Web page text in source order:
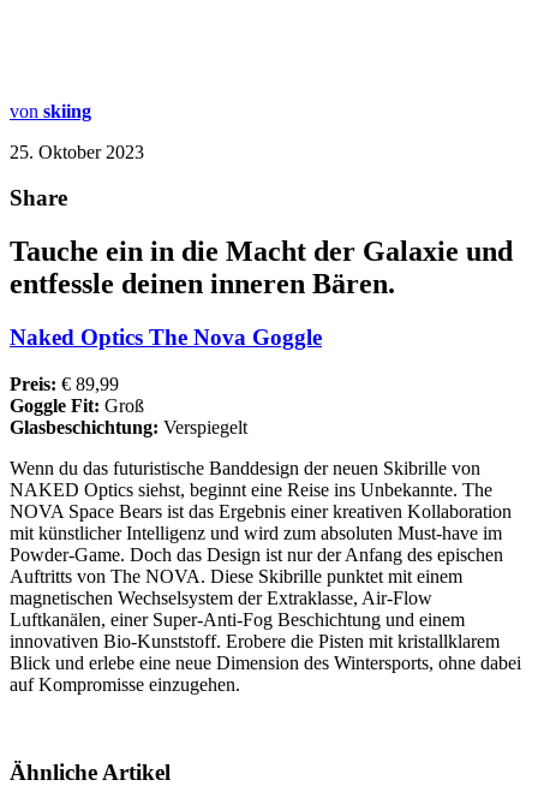
von skiing
25. Oktober 2023
Share
Tauche ein in die Macht der Galaxie und
entfessle deinen inneren Bären.
Naked Optics The Nova Goggle
Preis: € 89,99
Goggle Fit: Groß
Glasbeschichtung: Verspiegelt
Wenn du das futuristische Banddesign der neuen Skibrille von
NAKED Optics siehst, beginnt eine Reise ins Unbekannte. The
NOVA Space Bears ist das Ergebnis einer kreativen Kollaboration
mit künstlicher Intelligenz und wird zum absoluten Must-have im
Powder-Game. Doch das Design ist nur der Anfang des epischen
Auftritts von The NOVA. Diese Skibrille punktet mit einem
magnetischen Wechselsystem der Extraklasse, Air-Flow
Luftkanälen, einer Super-Anti-Fog Beschichtung und einem
innovativen Bio-Kunststoff. Erobere die Pisten mit kristallklarem
Blick und erlebe eine neue Dimension des Wintersports, ohne dabei
auf Kompromisse einzugehen.
Ähnliche Artikel